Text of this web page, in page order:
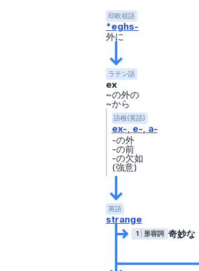
印欧祖語
*eghs-
外に
ラテン語
ex
~の外の
~から
語根(英語)
ex- e- a-
-の外
-の前
-の欠如
(強意)
英語
strange
1 形容詞 奇妙な